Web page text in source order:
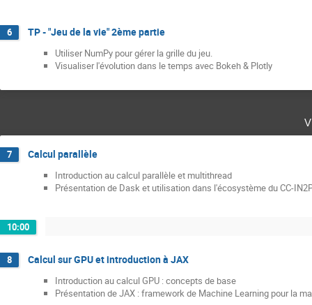
6 TP - "Jeu de la vie" 2ème partie
Utiliser NumPy pour gérer la grille du jeu.
Visualiser l'évolution dans le temps avec Bokeh & Plotly
7 Calcul parallèle
Introduction au calcul parallèle et multithread
Présentation de Dask et utilisation dans l'écosystème du CC-
10:00
8 Calcul sur GPU et introduction à JAX
Introduction au calcul GPU : concepts de base
Présentation de JAX : framework de Machine Learning pour la